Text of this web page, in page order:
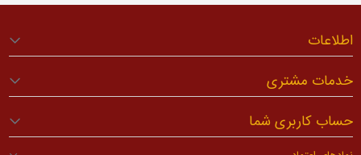
اطلاعات
خدمات مشتری
حساب کاربری شما